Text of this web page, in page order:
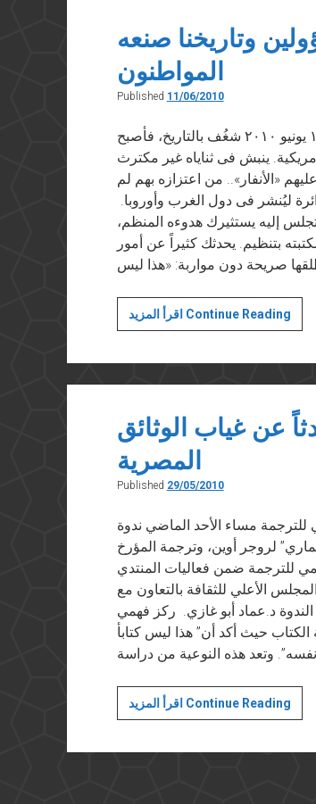
وتاريخنا صنعه
المواطنون
Published 11/06/2010
حديث مع خلف علي حسن نُشر في “المصري اليوم” في ١١ يونيو ٢٠١٠ شغُف بالتاريخ، فأصبح
ينبش فى ثناياه غير مكترث
«الأنفار».. من اعتزازه بهم لم
ليُنشر فى دول الغرب وأوروبا.
تجلس إليه يستثيرك هدوءه المنظم،
بتنظيم. يحدثك كثيراً عن أمور
اقرأ المزيد Continue Reading
صنعه عن غياب الوثائق
المصرية
Published 29/05/2010
أقام المركز القومي للترجمة مساء الأحد الماضي ندوة
لروجر أوين، وترجمة المؤرخ
للترجمة ضمن فعاليات المنتدي
الأعلي للثقافة بالتعاون مع
الندوة د.عماد أبو غازي. ركز فهمي
حيث أكد أن” هذا ليس كتابأ
اقرأ المزيد Continue Readingخالد
فهمي